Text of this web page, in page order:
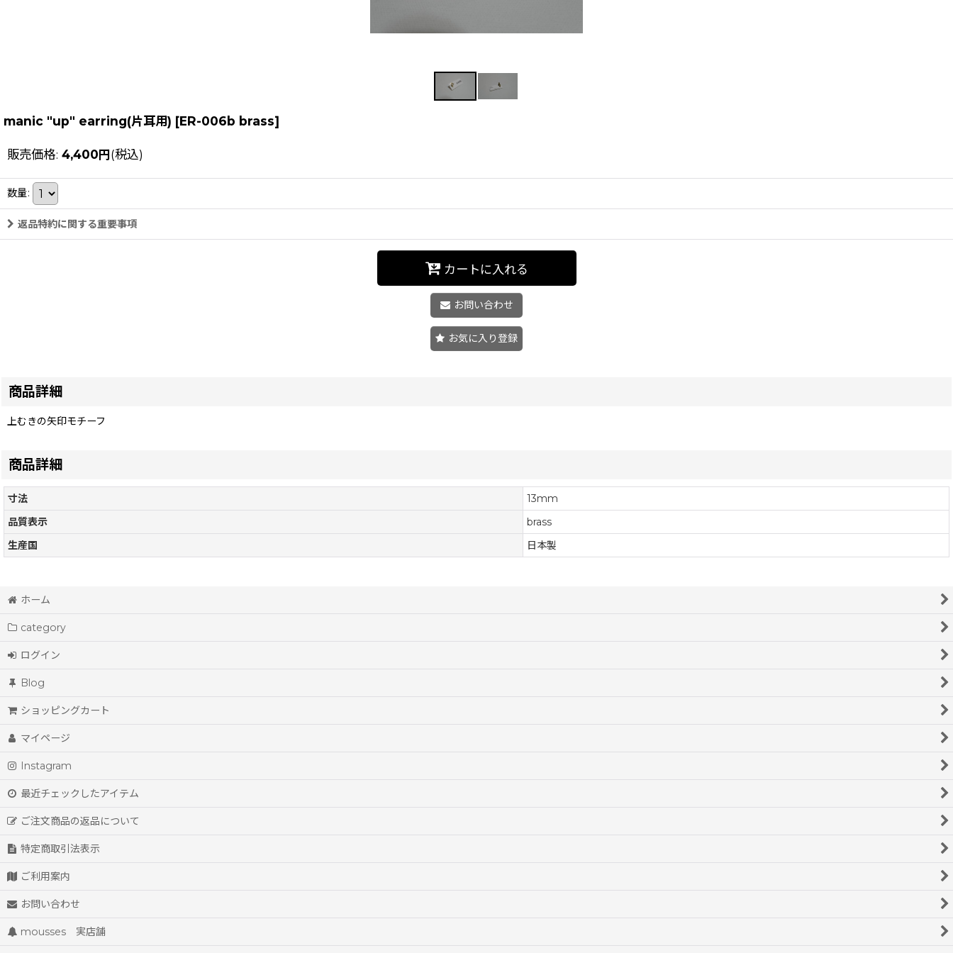
manic "up" earring(片耳用) [ER-006b brass]
販売価格: 4,400円(税込)
数量:
返品特約に関する重要事項
カートに入れる
お問い合わせ
お気に入り登録
商品詳細
上むきの矢印モチーフ
商品詳細
寸法
13mm
品質表示
brass
生産国
日本製
ホーム
category
ログイン
Blog
ショッピングカート
マイページ
Instagram
最近チェックしたアイテム
ご注文商品の返品について
特定商取引法表示
ご利用案内
お問い合わせ
mousses 実店舗